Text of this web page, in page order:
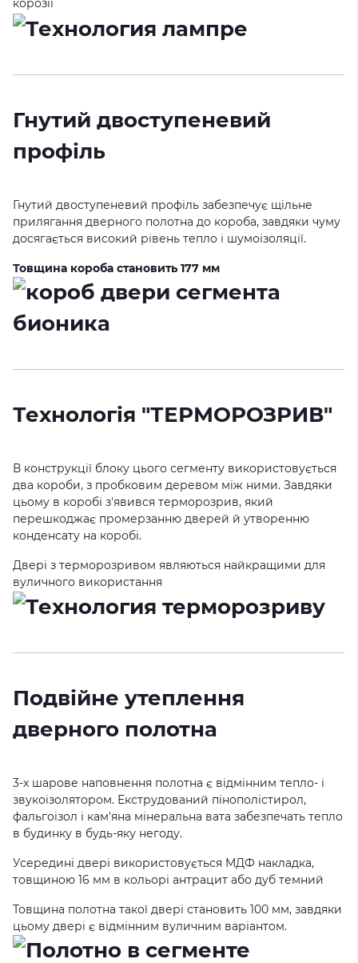
корозії
Гнутий двоступеневий
профіль
Гнутий двоступеневий профіль забезпечує щільне
прилягання дверного полотна до короба, завдяки чуму
досягається високий рівень тепло і шумоізоляції.
Товщина короба становить 177 мм
Технологія "ТЕРМОРОЗРИВ"
В конструкції блоку цього сегменту використовується
два короби, з пробковим деревом між ними. Завдяки
цьому в коробі з'явився терморозрив, який
перешкоджає промерзанню дверей й утворенню
конденсату на коробі.
Двері з терморозривом являються найкращими для
вуличного використання
Подвійне утеплення
дверного полотна
3-х шарове наповнення полотна є відмінним тепло- і
звукоізолятором. Екструдований пінополістирол,
фальгоізол і кам'яна мінеральна вата забезпечать тепло
в будинку в будь-яку негоду.
Усередині двері використовується МДФ накладка,
товщиною 16 мм в кольорі антрацит або дуб темний
Товщина полотна такої двері становить 100 мм, завдяки
цьому двері є відмінним вуличним варіантом.